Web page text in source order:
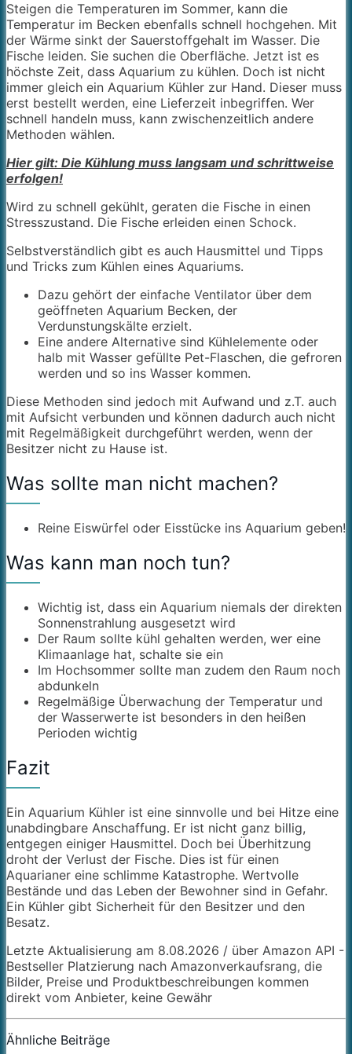
Steigen die Temperaturen im Sommer, kann die
Temperatur im Becken ebenfalls schnell hochgehen. Mit
der Wärme sinkt der Sauerstoffgehalt im Wasser. Die
Fische leiden. Sie suchen die Oberfläche. Jetzt ist es
höchste Zeit, dass Aquarium zu kühlen. Doch ist nicht
immer gleich ein Aquarium Kühler zur Hand. Dieser muss
erst bestellt werden, eine Lieferzeit inbegriffen. Wer
schnell handeln muss, kann zwischenzeitlich andere
Methoden wählen.
Hier gilt: Die Kühlung muss langsam und schrittweise
erfolgen!
Wird zu schnell gekühlt, geraten die Fische in einen
Stresszustand. Die Fische erleiden einen Schock.
Selbstverständlich gibt es auch Hausmittel und Tipps
und Tricks zum Kühlen eines Aquariums.
Dazu gehört der einfache Ventilator über dem
geöffneten Aquarium Becken, der
Verdunstungskälte erzielt.
Eine andere Alternative sind Kühlelemente oder
halb mit Wasser gefüllte Pet-Flaschen, die gefroren
werden und so ins Wasser kommen.
Diese Methoden sind jedoch mit Aufwand und z.T. auch
mit Aufsicht verbunden und können dadurch auch nicht
mit Regelmäßigkeit durchgeführt werden, wenn der
Besitzer nicht zu Hause ist.
Was sollte man nicht machen?
Reine Eiswürfel oder Eisstücke ins Aquarium geben!
Was kann man noch tun?
Wichtig ist, dass ein Aquarium niemals der direkten
Sonnenstrahlung ausgesetzt wird
Der Raum sollte kühl gehalten werden, wer eine
Klimaanlage hat, schalte sie ein
Im Hochsommer sollte man zudem den Raum noch
abdunkeln
Regelmäßige Überwachung der Temperatur und
der Wasserwerte ist besonders in den heißen
Perioden wichtig
Fazit
Ein Aquarium Kühler ist eine sinnvolle und bei Hitze eine
unabdingbare Anschaffung. Er ist nicht ganz billig,
entgegen einiger Hausmittel. Doch bei Überhitzung
droht der Verlust der Fische. Dies ist für einen
Aquarianer eine schlimme Katastrophe. Wertvolle
Bestände und das Leben der Bewohner sind in Gefahr.
Ein Kühler gibt Sicherheit für den Besitzer und den
Besatz.
Letzte Aktualisierung am 8.08.2026 / über Amazon API -
Bestseller Platzierung nach Amazonverkaufsrang, die
Bilder, Preise und Produktbeschreibungen kommen
direkt vom Anbieter, keine Gewähr
Ähnliche Beiträge